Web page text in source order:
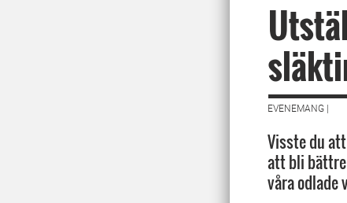
EVENEMANG |
Visste du
att bli
våra odlade